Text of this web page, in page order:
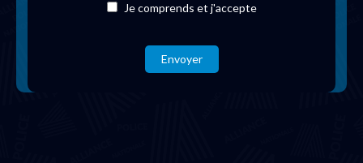
Je comprends et j'accepte
Envoyer